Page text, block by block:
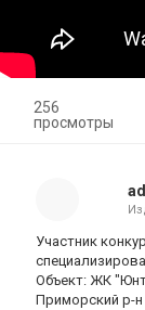
256
просмотры
Участник
Объект: ЖК
Приморский р-н